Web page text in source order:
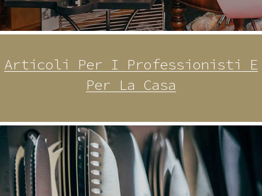
Articoli Per I Professionisti E
Per La Casa